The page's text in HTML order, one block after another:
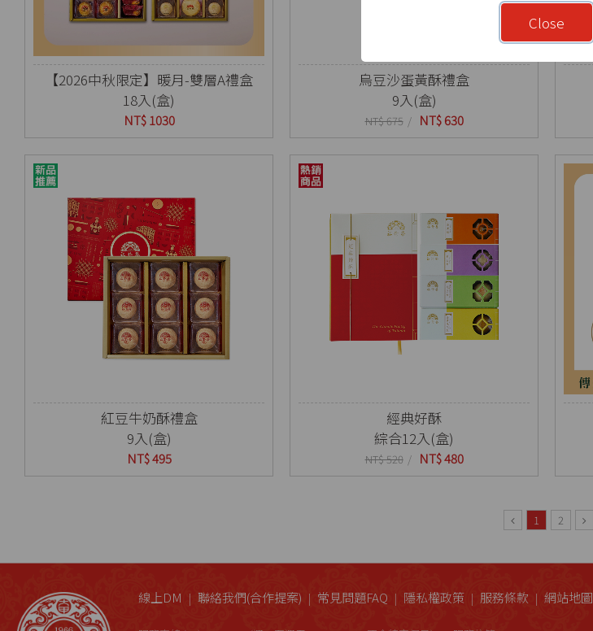
【2026中秋限定】暖月-雙層A禮盒
18入(盒)
NT$ 1030
烏豆沙蛋黃酥禮盒
9入(盒)
NT$ 675 NT$ 630
紅豆牛奶酥禮盒
9入(盒)
NT$ 495
經典好酥
綜合12入(盒)
NT$ 520 NT$ 480
1 2
線上DM 聯絡我們(合作提案) 常見問題FAQ 隱私權政策 服務條款 網站地圖
Close